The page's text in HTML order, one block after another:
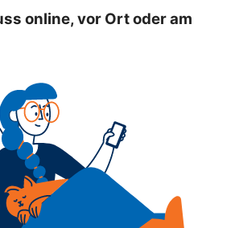
online, vor Ort oder am